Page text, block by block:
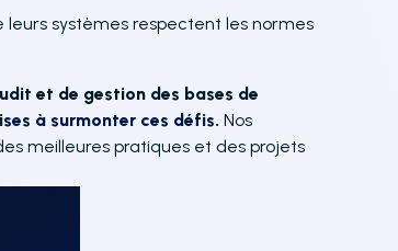
leurs systèmes respectent les normes
et de gestion des bases de
à surmonter ces défis. Nos
meilleures pratiques et des projets